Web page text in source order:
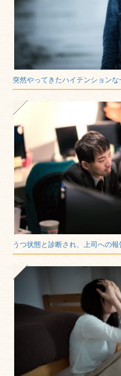
突然やってきたハイテンション
うつ状態と診断され、上司への報